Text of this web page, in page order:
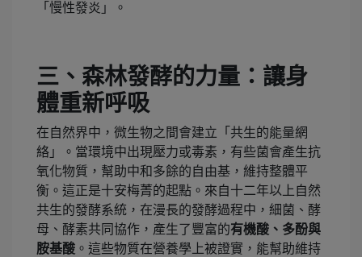
「慢性發炎」。
三、森林發酵的力量：讓身
體重新呼吸
在自然界中，微生物之間會建立「共生的能量網
絡」。當環境中出現壓力或毒素，有些菌會產生抗
氧化物質，幫助中和多餘的自由基，維持整體平
衡。這正是十安梅菁的起點。來自十二年以上自然
共生的發酵系統，在漫長的發酵過程中，細菌、酵
母、酵素共同協作，產生了豐富的有機酸、多酚與
胺基酸 。這些物質在營養學上被證實，能幫助維持